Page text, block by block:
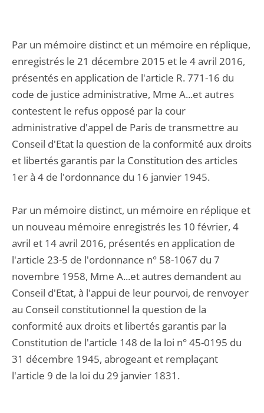
Par un mémoire distinct et un mémoire en réplique,
enregistrés le 21 décembre 2015 et le 4 avril 2016,
présentés en application de l'article R. 771-16 du
code de justice administrative, Mme A...et autres
contestent le refus opposé par la cour
administrative d'appel de Paris de transmettre au
Conseil d'Etat la question de la conformité aux droits
et libertés garantis par la Constitution des articles
1er à 4 de l'ordonnance du 16 janvier 1945.
Par un mémoire distinct, un mémoire en réplique et
un nouveau mémoire enregistrés les 10 février, 4
avril et 14 avril 2016, présentés en application de
l'article 23-5 de l'ordonnance n° 58-1067 du 7
novembre 1958, Mme A...et autres demandent au
Conseil d'Etat, à l'appui de leur pourvoi, de renvoyer
au Conseil constitutionnel la question de la
conformité aux droits et libertés garantis par la
Constitution de l'article 148 de la loi n° 45-0195 du
31 décembre 1945, abrogeant et remplaçant
l'article 9 de la loi du 29 janvier 1831.